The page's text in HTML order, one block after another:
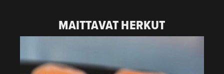
MAITTAVAT HERKUT